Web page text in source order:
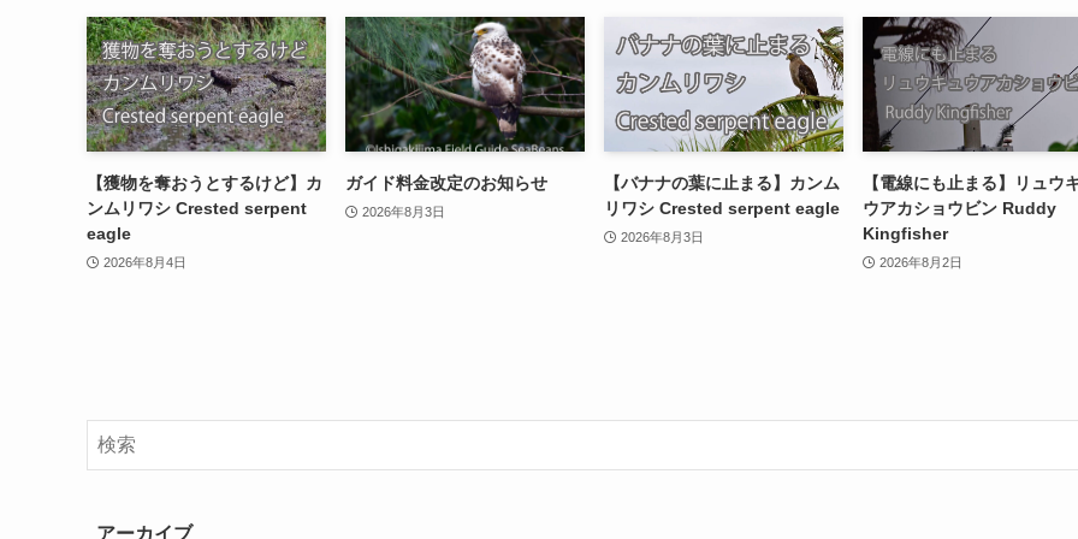
【獲物を奪おうとするけど】カ
ンムリワシ Crested serpent
eagle
2026年8月4日
ガイド料金改定のお知らせ
2026年8月3日
【バナナの葉に止まる】カンム
リワシ Crested serpent eagle
2026年8月3日
【電線にも止まる】リュウ
ウアカショウビン Ruddy
Kingfisher
2026年8月2日
アーカイブ